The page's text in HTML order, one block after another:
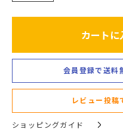
カートに
会員登録で送料
レビュー投稿
ショッピングガイド